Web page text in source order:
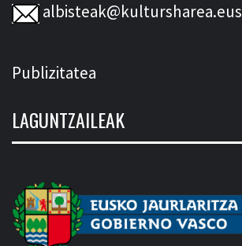
albisteak@kultursharea.eus
Publizitatea
LAGUNTZAILEAK